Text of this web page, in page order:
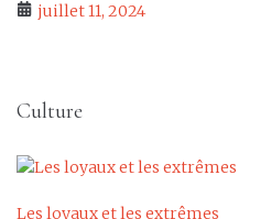
juillet 11, 2024
Culture
Les loyaux et les extrêmes